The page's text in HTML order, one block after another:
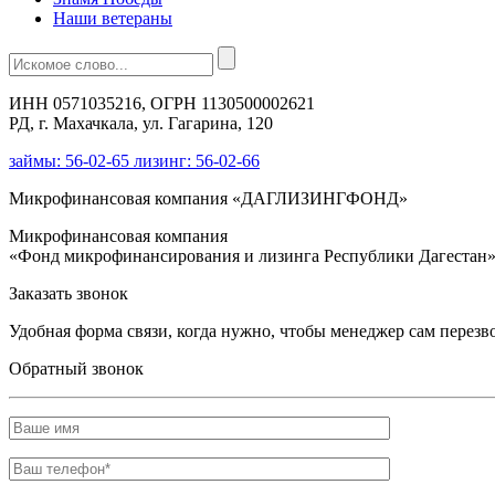
Наши ветераны
ИНН 0571035216, ОГРН 1130500002621
РД, г. Махачкала, ул. Гагарина, 120
займы: 56-02-65 лизинг: 56-02-66
Микрофинансовая компания «ДАГЛИЗИНГФОНД»
Микрофинансовая компания
«Фонд микрофинансирования и лизинга Республики Дагестан»
Заказать звонок
Удобная форма связи, когда нужно, чтобы менеджер сам
Обратный звонок